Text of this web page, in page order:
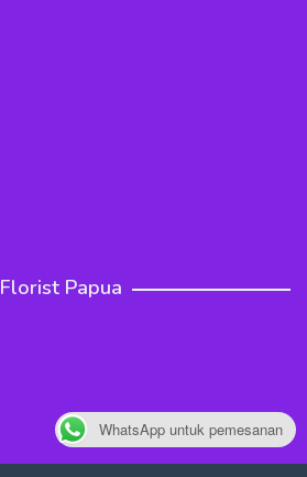
Florist Papua
WhatsApp untuk pemesanan